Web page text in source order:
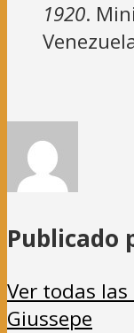
1920.
Publicado
Ver todas
Giussepe